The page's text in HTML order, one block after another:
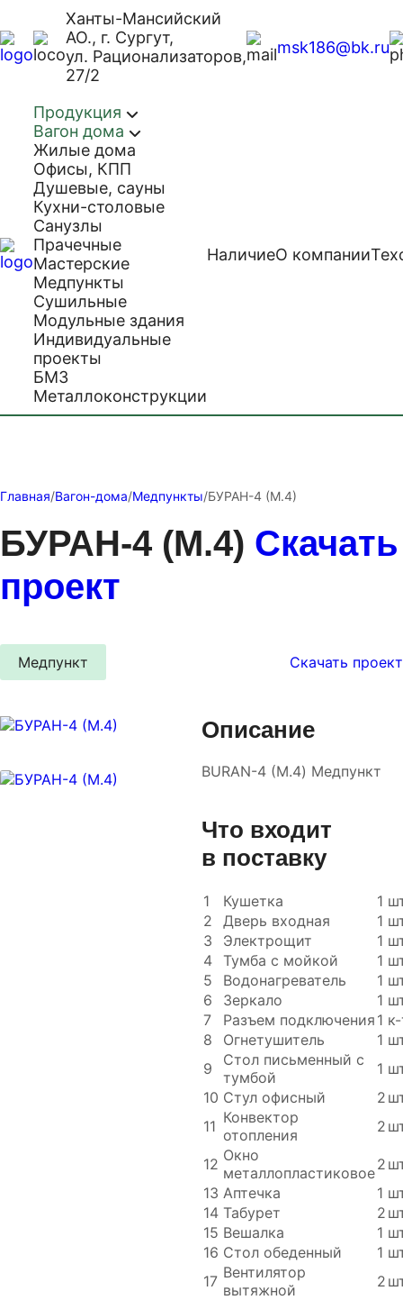
Ханты-Мансийский
АО., г. Сургут,
ул. Рационализаторов,
27/2
msk186@bk.ru
Продукция
Вагон дома
Жилые дома
Офисы, КПП
Душевые, сауны
Кухни-столовые
Санузлы
Прачечные
Мастерские
Медпункты
Сушильные
Модульные здания
Индивидуальные
проекты
БМЗ
Металлоконструкции
НаличиеО компании
Главная/Вагон-дома/Медпункты/БУРАН-4 (М.4)
БУРАН-4 (М.4) Скачать
проект
Медпункт Скачать проект
Описание
BURAN-4 (М.4) Медпункт
Что входит
в поставку
1 Кушетка 1
2
Дверь входная 1
3
Электрощит 1
4 Тумба с мойкой 1
5
Водонагреватель 1
6
Зеркало 1
7
Разъем подключения 1
8
Огнетушитель 1
9
Стол письменный с
тумбой
1
10 Стул офисный 2
11 Конвектор
отопления
2
12 Окно
металлопластиковое2
13 Аптечка 1
14 Табурет 2
15 Вешалка 1
16 Стол обеденный 1
17 Вентилятор
вытяжной
2